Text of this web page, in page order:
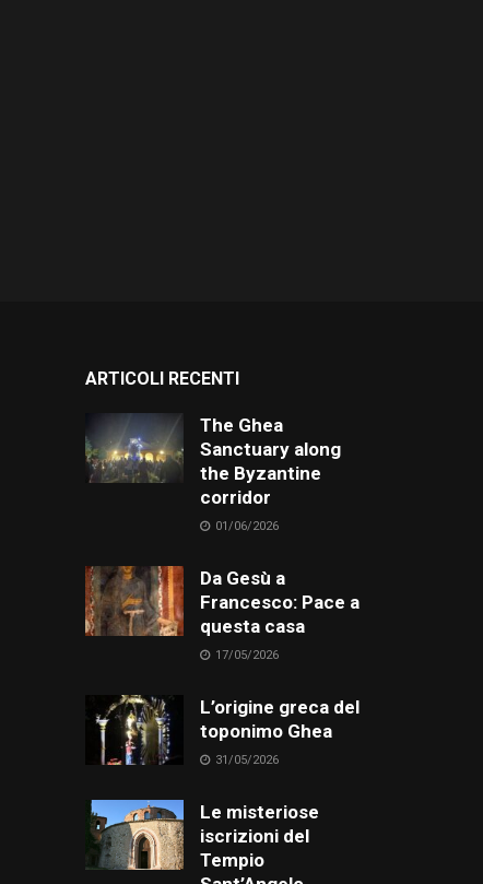
ARTICOLI RECENTI
The Ghea
Sanctuary along
the Byzantine
corridor
01/06/2026
Da Gesù a
Francesco: Pace a
questa casa
17/05/2026
L’origine greca del
toponimo Ghea
31/05/2026
Le misteriose
iscrizioni del
Tempio